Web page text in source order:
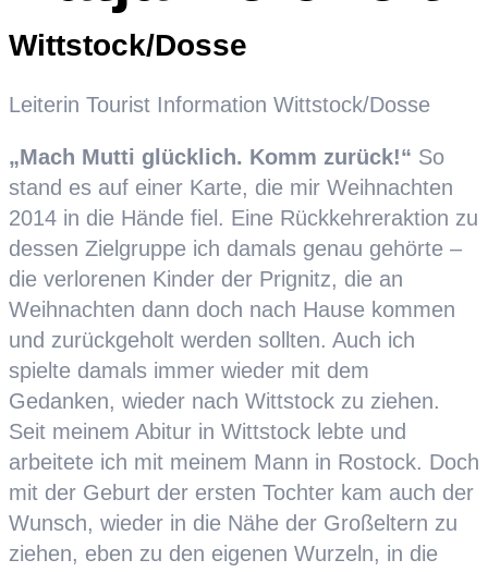
Wittstock/Dosse
Leiterin Tourist Information Wittstock/Dosse
„Mach Mutti glücklich. Komm zurück!“ So
stand es auf einer Karte, die mir Weihnachten
2014 in die Hände fiel. Eine Rückkehreraktion zu
dessen Zielgruppe ich damals genau gehörte –
die verlorenen Kinder der Prignitz, die an
Weihnachten dann doch nach Hause kommen
und zurückgeholt werden sollten. Auch ich
spielte damals immer wieder mit dem
Gedanken, wieder nach Wittstock zu ziehen.
Seit meinem Abitur in Wittstock lebte und
arbeitete ich mit meinem Mann in Rostock. Doch
mit der Geburt der ersten Tochter kam auch der
Wunsch, wieder in die Nähe der Großeltern zu
ziehen, eben zu den eigenen Wurzeln, in die